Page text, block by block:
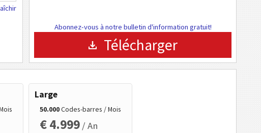
Abonnez-vous à notre bulletin d'information gratuit!
Télécharger
Large
50.000Codes-barres / Mois
€ 4.999 / An